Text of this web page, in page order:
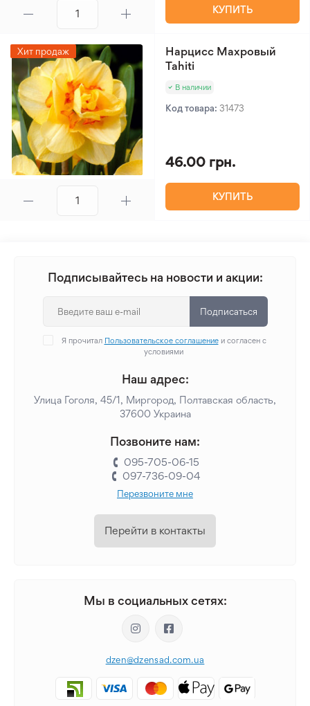
КУПИТЬ
Хит продаж
Нарцисс Махровый
Tahiti
В наличии
Код товара: 31473
46.00 грн.
КУПИТЬ
Подписывайтесь на новости и акции:
Подписаться
Я прочитал Пользовательское соглашениеи согласен с
условиями
Наш адрес:
Улица Гоголя, 45/1, Миргород, Полтавская область,
37600 Украина
Позвоните нам:
095-705-06-15
097-736-09-04
Перезвоните мне
Перейти в контакты
Мы в социальных сетях:
dzen@dzensad.com.ua